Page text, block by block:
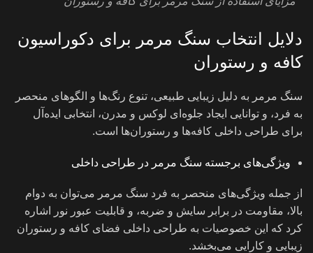
دلایل انتخاب سنگ مرمر برای دکوراسیون
کافه و رستوران
سنگ مرمر به دلیل زیبایی طبیعی، تنوع رنگ‌ها و الگوهای منحصر
به فرد، و توانایی ایجاد جلوه‌ای لوکس و مدرن، انتخابی ایده‌آل
برای طراحی داخلی کافه‌ها و رستوران‌ها است.
ویژگی‌های برجسته سنگ مرمر در طراحی داخلی
از جمله ویژگی‌های منحصر به فرد سنگ مرمر می‌توان به دوام
بالا، مقاومت در برابر سایش و ضربه، و قابلیت عبور نور اشاره
کرد که این خصوصیات به طراحی داخلی فضای کافه و رستوران
زیبایی و کارایی می‌بخشد.